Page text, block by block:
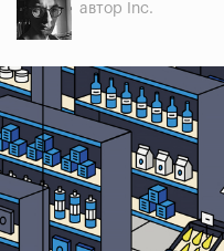
автор Inc.